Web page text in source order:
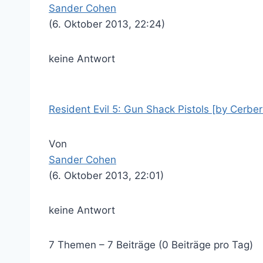
Sander Cohen
(6. Oktober 2013, 22:24)
keine Antwort
Resident Evil 5: Gun Shack Pistols [by
Von
Sander Cohen
(6. Oktober 2013, 22:01)
keine Antwort
7 Themen – 7 Beiträge (0 Beiträge pro Tag)